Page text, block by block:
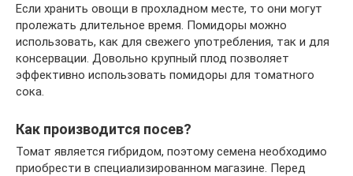
Если хранить овощи в прохладном месте, то они могут
пролежать длительное время. Помидоры можно
использовать, как для свежего употребления, так и для
консервации. Довольно крупный плод позволяет
эффективно использовать помидоры для томатного
сока.
Как производится посев?
Томат является гибридом, поэтому семена необходимо
приобрести в специализированном магазине. Перед